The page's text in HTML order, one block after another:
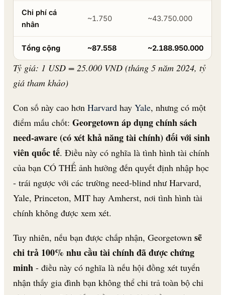
Chi phí cá
nhân
~1.750 ~43.750.000
Tổng cộng ~87.558 ~2.188.950.000
Tỷ giá: 1 USD = 25.000 VND (tháng 5 năm 2024, tỷ
giá tham khảo)
Con số này cao hơn Harvard hay Yale, nhưng có một
điểm mấu chốt: Georgetown áp dụng chính sách
need-aware (có xét khả năng tài chính) đối với sinh
viên quốc tế. Điều này có nghĩa là tình hình tài chính
của bạn CÓ THỂ ảnh hưởng đến quyết định nhập học
- trái ngược với các trường need-blind như Harvard,
Yale, Princeton, MIT hay Amherst, nơi tình hình tài
chính không được xem xét.
Tuy nhiên, nếu bạn được chấp nhận, Georgetown sẽ
chi trả 100% nhu cầu tài chính đã được chứng
minh - điều này có nghĩa là nếu hội đồng xét tuyển
nhận thấy gia đình bạn không thể chi trả toàn bộ chi